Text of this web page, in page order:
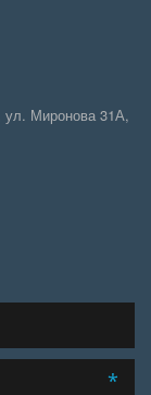
ул. Миронова 31А,
*